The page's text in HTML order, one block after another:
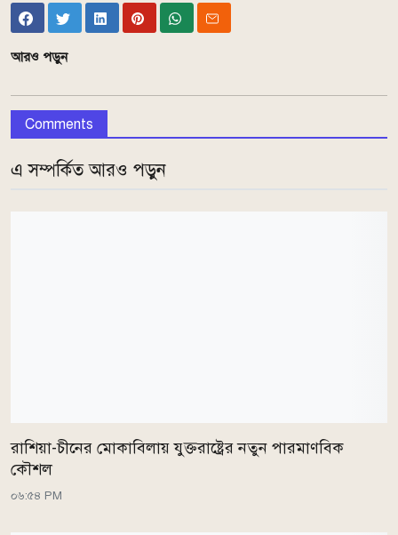
আরও পড়ুন
Comments
এ সম্পর্কিত আরও পড়ুন
রাশিয়া-চীনের মোকাবিলায় যুক্তরাষ্ট্রের নতুন পারমাণবিক
কৌশল
০৬:৫৪ PM